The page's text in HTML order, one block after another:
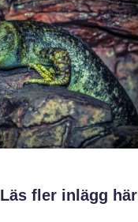
Läs fler inlägg här